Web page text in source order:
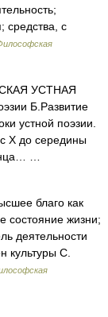
средства, с
УСТНАЯ
Б.Развитие
устной поэзии.
X до середины
…
благо как
состояние жизни;
деятельности
культуры С.